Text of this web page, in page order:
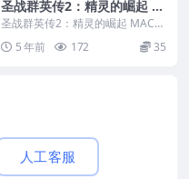
圣战群英传2：精灵的崛起 M
AC 苹果电脑游戏 简体中文版
支援10.13 10.14 10.15 11 1
2 适用于APPLE CPU
圣战群英传2：精灵的崛起 MAC
苹果电脑游戏 简体中文版 支援10.
13 10...
5 年前 172 35
人工客服